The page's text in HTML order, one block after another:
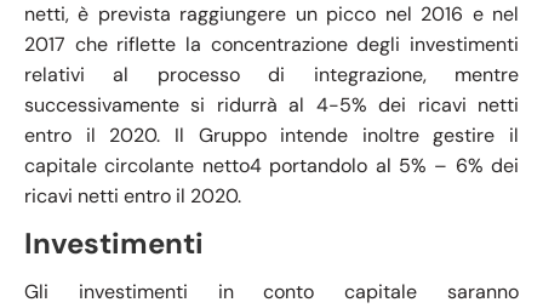
netti, è prevista raggiungere un picco nel 2016 e nel
2017 che riflette la concentrazione degli investimenti
relativi al processo di integrazione, mentre
successivamente si ridurrà al 4-5% dei ricavi netti
entro il 2020. Il Gruppo intende inoltre gestire il
capitale circolante netto4 portandolo al 5% – 6% dei
ricavi netti entro il 2020.
Investimenti
Gli investimenti in conto capitale saranno